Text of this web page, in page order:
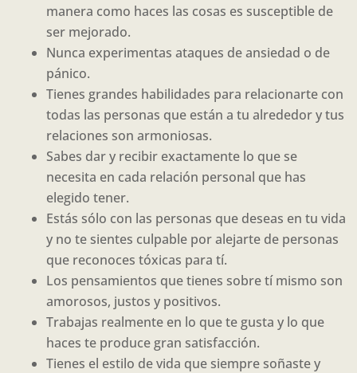
manera como haces las cosas es susceptible de
ser mejorado.
Nunca experimentas ataques de ansiedad o de
pánico.
Tienes grandes habilidades para relacionarte con
todas las personas que están a tu alrededor y tus
relaciones son armoniosas.
Sabes dar y recibir exactamente lo que se
necesita en cada relación personal que has
elegido tener.
Estás sólo con las personas que deseas en tu vida
y no te sientes culpable por alejarte de personas
que reconoces tóxicas para tí.
Los pensamientos que tienes sobre tí mismo son
amorosos, justos y positivos.
Trabajas realmente en lo que te gusta y lo que
haces te produce gran satisfacción.
Tienes el estilo de vida que siempre soñaste y